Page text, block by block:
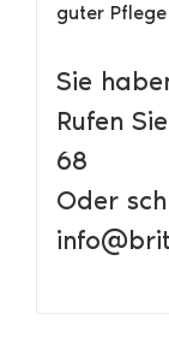
guter
Sie
Rufen
68
Oder